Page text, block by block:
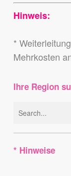
Hinweis:
*
Mehrkosten
Ihre Region
* Hinweise